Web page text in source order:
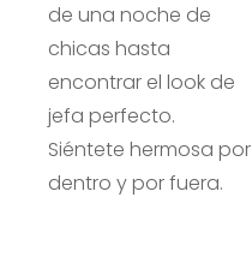
de una noche de
chicas hasta
encontrar el look de
jefa perfecto.
Siéntete hermosa por
dentro y por fuera.